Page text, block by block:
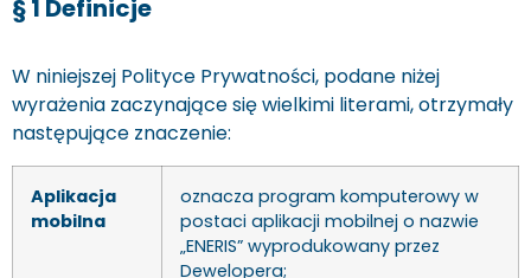
§ 1 Definicje
W niniejszej Polityce Prywatności, podane niżej
wyrażenia zaczynające się wielkimi literami, otrzymały
następujące znaczenie:
Aplikacja
mobilna
oznacza program komputerowy w
postaci aplikacji mobilnej o nazwie
„ENERIS” wyprodukowany przez
Dewelopera;